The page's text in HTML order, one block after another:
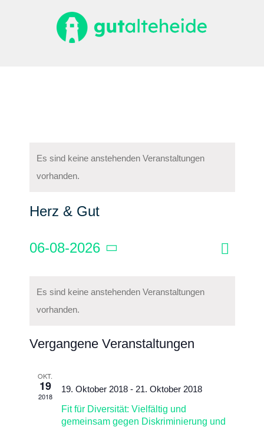
Es sind keine anstehenden Veranstaltungen
vorhanden.
Herz & Gut
Suche
Monat
06-08-2026
wählen.
Es sind keine anstehenden Veranstaltungen
vorhanden.
Vergangene Veranstaltungen
OKT.
19
2018
19. Oktober 2018- 21. Oktober 2018
Fit für Diversität: Vielfältig und
gemeinsam gegen Diskriminierung und